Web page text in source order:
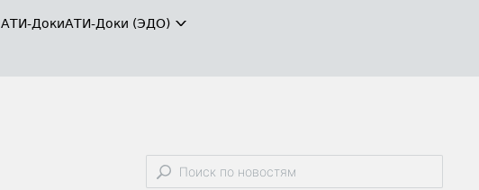
АТИ-ДокиАТИ-Доки (ЭДО)